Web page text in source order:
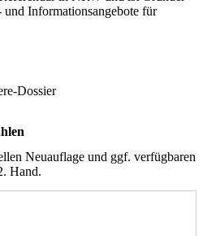
und Informationsangebote für
Dossier
Neuauflage und ggf. verfügbaren
Hand.